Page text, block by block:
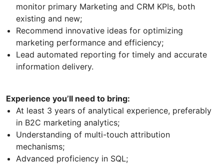
monitor primary Marketing and CRM KPIs, both
existing and new;
Recommend innovative ideas for optimizing
marketing performance and efficiency;
Lead automated reporting for timely and accurate
information delivery.
Experience you’ll need to bring:
At least 3 years of analytical experience, preferably
in B2C marketing analytics;
Understanding of multi-touch attribution
mechanisms;
Advanced proficiency in SQL;